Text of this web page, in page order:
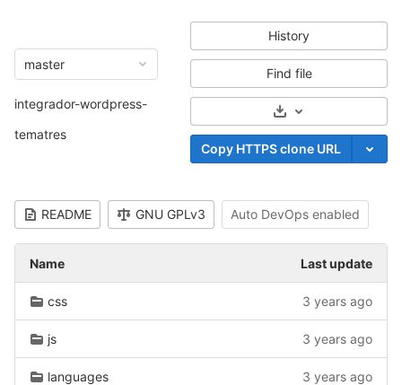
master
integrador-wordpress-
tematres
History
Find file
Select Archive
Copy HTTPS clone URL
README GNU GPLv3 Auto DevOps enabled
Name Last update
css 3 years ago
js 3 years ago
languages 3 years ago